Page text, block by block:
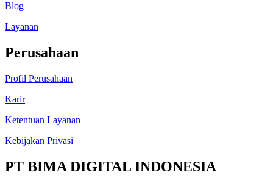
Blog
Layanan
Perusahaan
Profil Perusahaan
Karir
Ketentuan Layanan
Kebijakan Privasi
PT BIMA DIGITAL INDONESIA